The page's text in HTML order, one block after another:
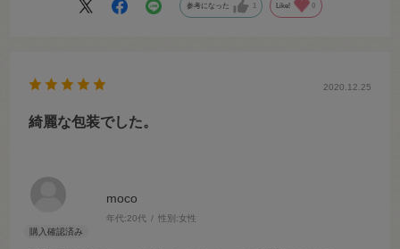
参考になった Like! 0
moco
年代:20代 性別:女性
2020.12.25
綺麗な包装でした。